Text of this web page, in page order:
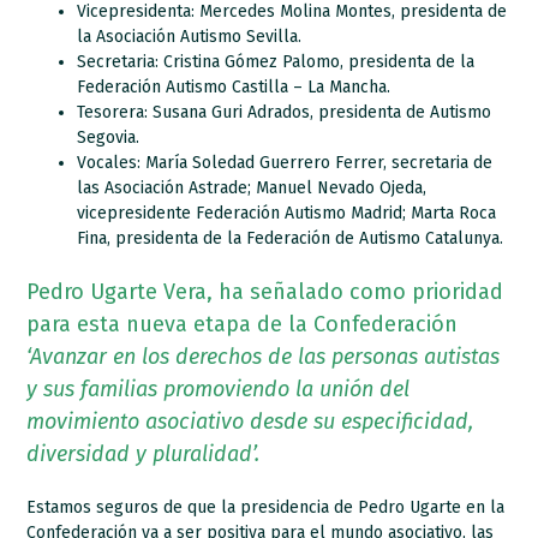
Vicepresidenta: Mercedes Molina Montes, presidenta de
la Asociación Autismo Sevilla.
Secretaria:Cristina Gómez Palomo, presidenta de la
Federación Autismo Castilla – La Mancha.
Tesorera: Susana Guri Adrados, presidenta de Autismo
Segovia.
Vocales: María Soledad Guerrero Ferrer, secretaria de
las Asociación Astrade; Manuel Nevado Ojeda,
vicepresidente Federación Autismo Madrid; Marta Roca
Fina, presidenta de la Federación de Autismo Catalunya.
Pedro Ugarte Vera, ha señalado como prioridad
para esta nueva etapa de la Confederación
‘Avanzar en los derechos de las personas autistas
y sus familias promoviendo la unión del
movimiento asociativo desde su especificidad,
diversidad y pluralidad’.
Estamos seguros de que la presidencia de Pedro Ugarte en la
Confederación va a ser positiva para el mundo asociativo, las